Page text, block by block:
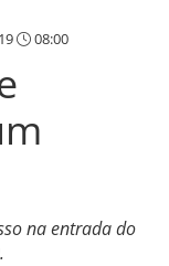
08:00
na entrada do